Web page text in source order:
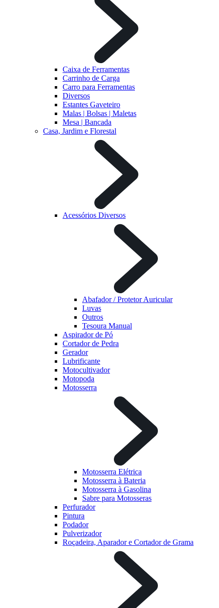
Caixa de Ferramentas
Carrinho de Carga
Carro para Ferramentas
Diversos
Estantes Gaveteiro
Malas | Bolsas | Maletas
Mesa | Bancada
Casa, Jardim e Florestal
Acessórios Diversos
Abafador / Protetor Auricular
Luvas
Outros
Tesoura Manual
Aspirador de Pó
Cortador de Pedra
Gerador
Lubrificante
Motocultivador
Motopoda
Motosserra
Motosserra Elétrica
Motosserra à Bateria
Motosserra à Gasolina
Sabre para Motosseras
Perfurador
Pintura
Podador
Pulverizador
Roçadeira, Aparador e Cortador de Grama